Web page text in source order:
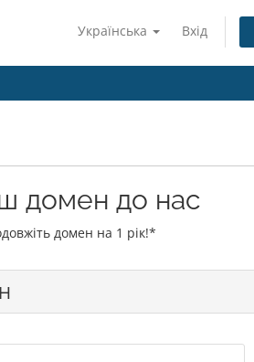
Українська Вхід
домен до нас
домен на 1 рік!*